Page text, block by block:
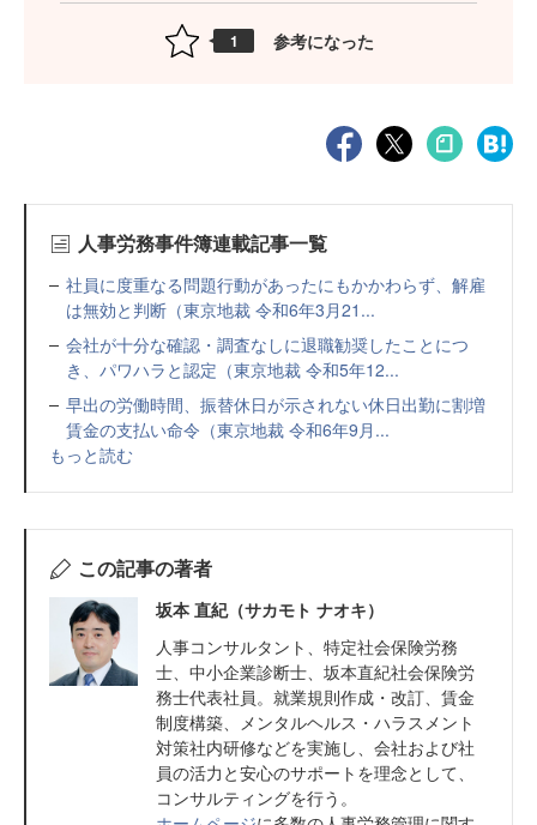
1 参考になった
人事労務事件簿連載記事一覧
社員に度重なる問題行動があったにもかかわらず、解雇
は無効と判断（東京地裁 令和6年3月21...
会社が十分な確認・調査なしに退職勧奨したことにつ
き、パワハラと認定（東京地裁 令和5年12...
早出の労働時間、振替休日が示されない休日出勤に割増
賃金の支払い命令（東京地裁 令和6年9月...
もっと読む
この記事の著者
坂本 直紀（サカモト ナオキ）
人事コンサルタント、特定社会保険労務
士、中小企業診断士、坂本直紀社会保険労
務士代表社員。就業規則作成・改訂、賃金
制度構築、メンタルヘルス・ハラスメント
対策社内研修などを実施し、会社および社
員の活力と安心のサポートを理念として、
コンサルティングを行う。